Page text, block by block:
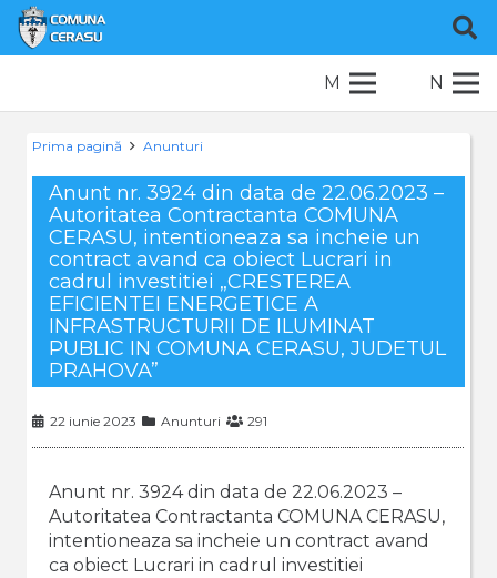
M N
Prima pagină Anunturi
Anunt nr. 3924 din data de 22.06.2023 –
Autoritatea Contractanta COMUNA
CERASU, intentioneaza sa incheie un
contract avand ca obiect Lucrari in
cadrul investitiei „CRESTEREA
EFICIENTEI ENERGETICE A
INFRASTRUCTURII DE ILUMINAT
PUBLIC IN COMUNA CERASU, JUDETUL
PRAHOVA”
22 iunie 2023 Anunturi 291
Anunt nr. 3924 din data de 22.06.2023 –
Autoritatea Contractanta COMUNA CERASU,
intentioneaza sa incheie un contract avand
ca obiect Lucrari in cadrul investitiei